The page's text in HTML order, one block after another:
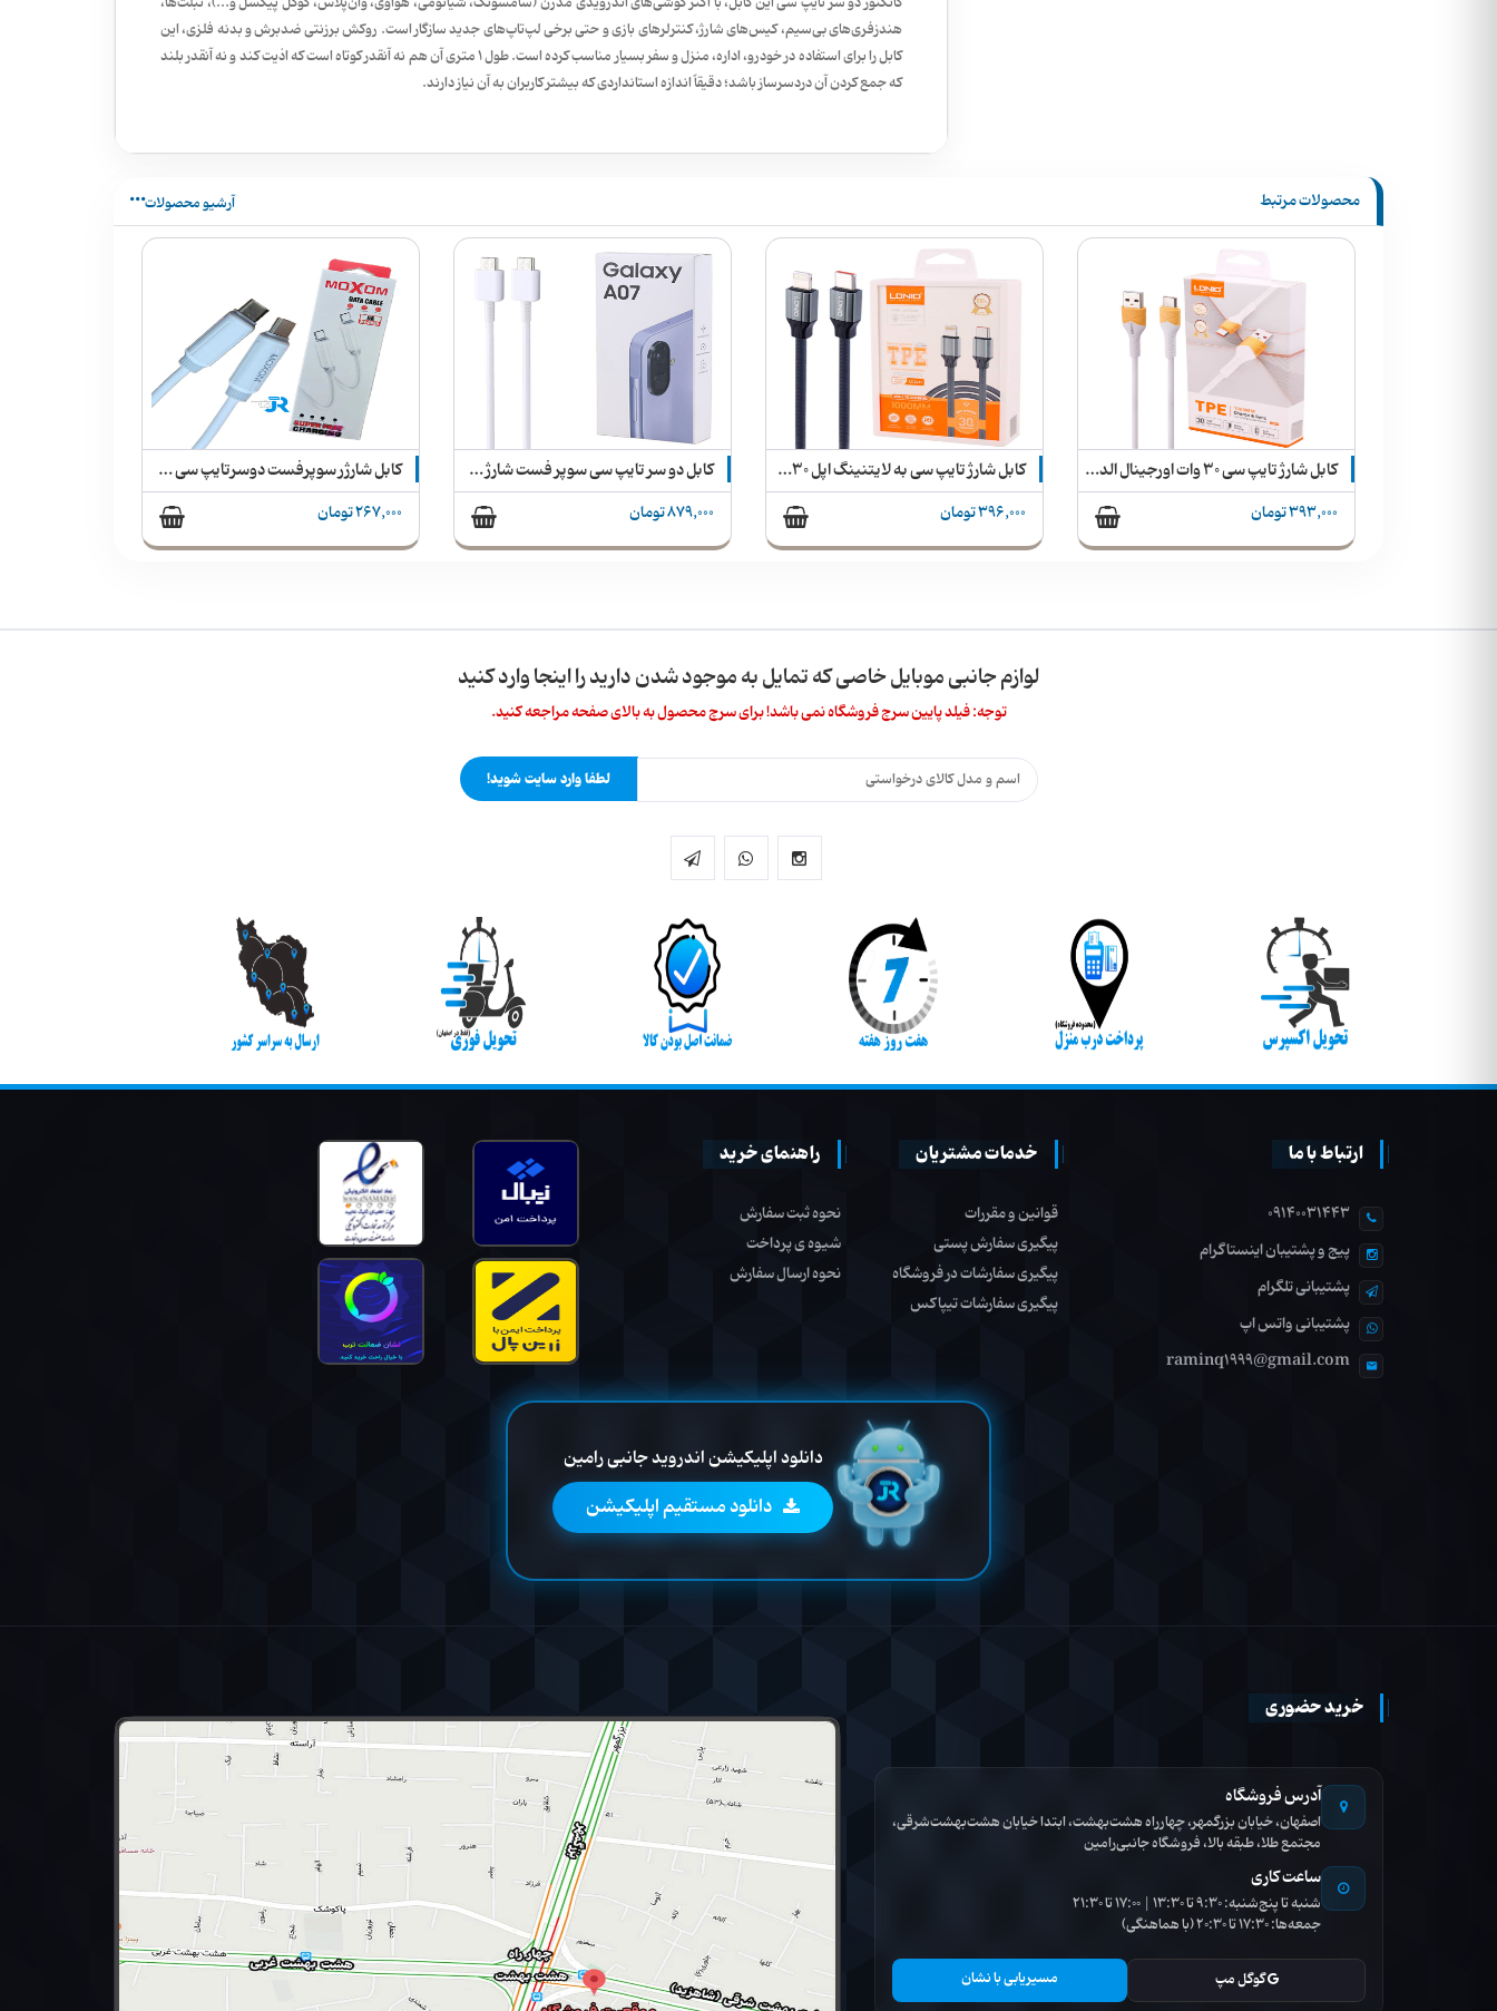
هندزفری‌های بی‌سیم، کیس‌های شارژ، کنترلرهای بازی و حتی برخی لپ‌تاپ‌های جدید سازگار است. روکش برزنتی ضدبرش و بدنه فلزی، این
کابل را برای استفاده در خودرو، اداره، منزل و سفر بسیار مناسب کرده است. طول ۱ متری آن هم نه آنقدر کوتاه است که اذیت کند و نه آنقدر بلند
که جمع کردن آن دردسرساز باشد؛ دقیقاً اندازه استانداردی که بیشتر کاربران به آن نیاز دارند.
محصولات مرتبط آرشیو محصولات
کابل شارژ تایپ سی 30 وات اورجینال الدینیو
393,000 تومان
کابل شارژ تایپ سی به لایتنینگ اپل 30وات اورجینال الدینیو مدل LC441i
396,000 تومان
کابل دو سر تایپ سی سوپر فست شارژ سامسونگ 100% اصلی سرجعبه + جعبه گوشی و سوزن سیم کارت
879,000 تومان
کابل شارژر سوپرفست دوسرتایپ سی سیلیکونی MOXOM مدل MX-CB99
267,000 تومان
لوازم جانبی موبایل خاصی که تمایل به موجود شدن دارید را اینجا وارد کنید
توجه: فیلد پایین سرچ فروشگاه نمی باشد! برای سرچ محصول به بالای صفحه مراجعه کنید.
لطفا وارد سایت شوید!
ارتباط با ما
09140031443
پیج و پشتیبان اینستاگرام
پشتیبانی تلگرام
پشتیبانی واتس اپ
raminq1999@gmail.com
خدمات مشتریان
قوانین و مقررات
پیگیری سفارش پستی
پیگیری سفارشات در فروشگاه
پیگیری سفارشات تیپاکس
راهنمای خرید
نحوه ثبت سفارش
شیوه ی پرداخت
نحوه ارسال سفارش
دانلود اپلیکیشن اندروید جانبی رامین
دانلود مستقیم اپلیکیشن
خرید حضوری
آدرس فروشگاه
اصفهان، خیابان بزرگمهر، چهارراه هشت‌بهشت، ابتدا خیابان هشت‌بهشت‌شرقی،
مجتمع طلا، طبقه بالا، فروشگاه جانبی‌رامین
ساعت کاری
شنبه تا پنج‌شنبه: 9:30 تا 13:30 | 17:00 تا 21:30
جمعه‌ها: 17:30 تا 20:30 (با هماهنگی)
گوگل مپ مسیریابی با نشان